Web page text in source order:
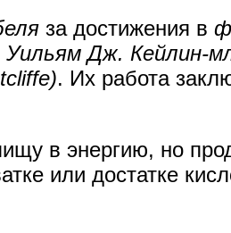
за достижения в
Уильям Дж. Кейлин-
. Их работа
в энергию, но
или достатке